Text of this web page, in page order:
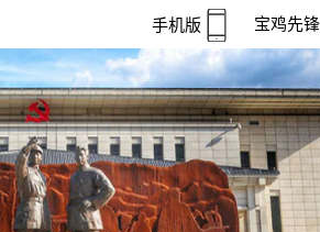
手机版 宝鸡先锋